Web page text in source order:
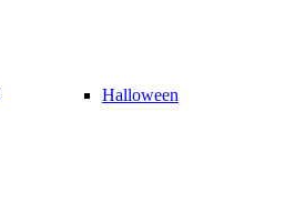
Halloween